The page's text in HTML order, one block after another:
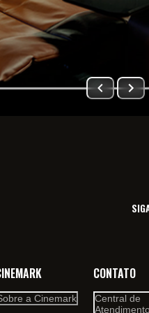
a Cinemark
CONTATO
Central de